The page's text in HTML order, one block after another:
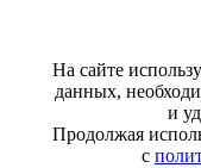
На сайте
данных,
и
Продолжая
с